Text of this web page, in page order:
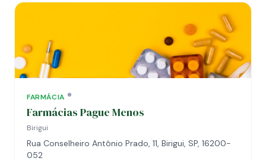
FARMÁCIA
Farmácias Pague Menos
Birigui
Rua Conselheiro Antônio Prado, 11, Birigui, SP, 16200-
052